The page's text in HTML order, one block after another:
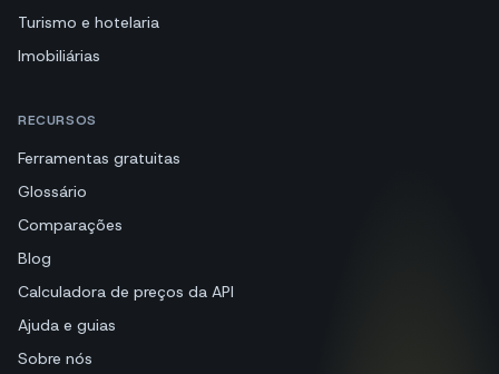
Turismo e hotelaria
Imobiliárias
RECURSOS
Ferramentas gratuitas
Glossário
Comparações
Blog
Calculadora de preços da API
Ajuda e guias
Sobre nós